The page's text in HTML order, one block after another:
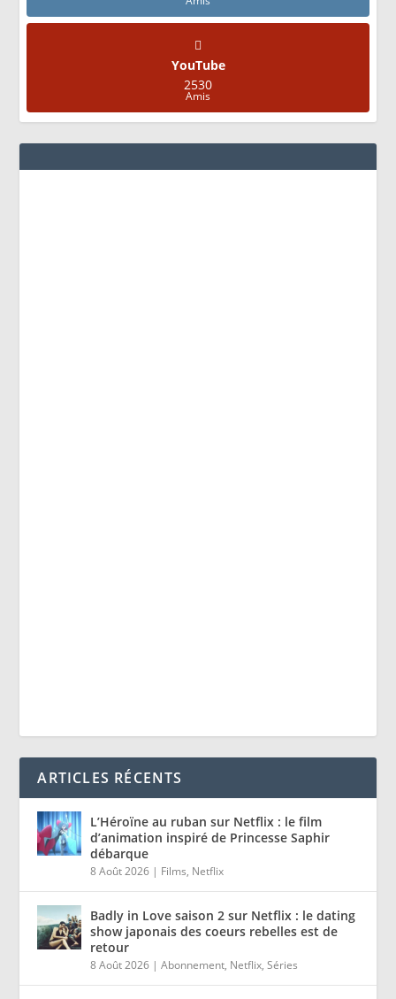
YouTube
2530
Amis
ARTICLES RÉCENTS
L’Héroïne au ruban sur Netflix : le film
d’animation inspiré de Princesse Saphir
débarque
8 Août 2026 | Films, Netflix
Badly in Love saison 2 sur Netflix : le dating
show japonais des coeurs rebelles est de
retour
8 Août 2026 |Abonnement, Netflix,Séries